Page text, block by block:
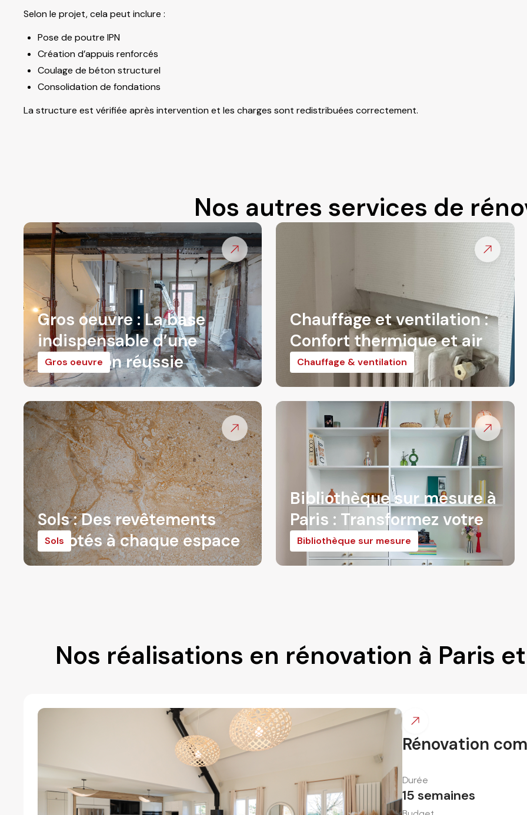
Selon le projet, cela peut inclure :
Pose de poutre IPN
Création d’appuis renforcés
Coulage de béton structurel
Consolidation de fondations
La structure est vérifiée après intervention et les charges sont redistribuées correctement.
Nos autres services de
Gros oeuvre : La base
indispensable d’une
rénovation réussie
Gros oeuvre
Chauffage et ventilation :
Confort thermique et air
sain
Chauffage & ventilation
Sols : Des revêtements
adaptés à chaque espace
Sols
Bibliothèque sur mesure à
Paris : Transformez votre
intérieur
Bibliothèque sur mesure
Nos réalisations en rénovation à Paris
Rénovation
Durée
15 semaines